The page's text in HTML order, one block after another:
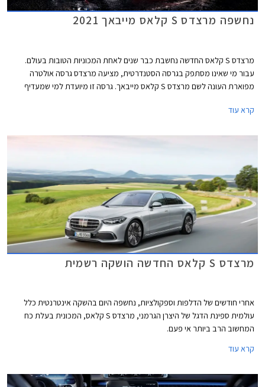
נחשפה מרצדס S קלאס מייבאך 2021
מרצדס S קלאס החדשה נחשבת כבר שנים לאחת המכוניות הטובות בעולם.
עבור מי שאינו מסתפק בגרסה הסטנדרטית, מציעה מרצדס גרסה אולטרה
מפוארת העונה לשם מרצדס S קלאס מייבאך. גרסה זו מיועדת למי שמעדיף
קרא עוד
מרצדס S קלאס החדשה הושקה רשמית
אחרי חודשים של הדלפות וספקולציות, נחשפה היום בהשקה אינטרנטית כלל
עולמית ספינת הדגל של היצרן הגרמני, מרצדס S קלאס, המכונית בעלת כח
המחשוב הרב ביותר אי פעם.
קרא עוד